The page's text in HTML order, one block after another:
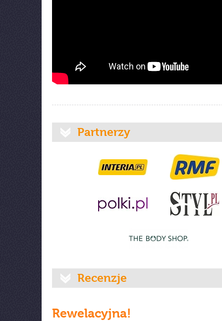
Partnerzy
Recenzje
Rewelacyjna!